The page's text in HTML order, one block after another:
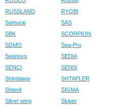
RUSSLAND
RYOBI
Samurai
SAS
SBK
SCORPION
SDMO
Sea-Pro
Seanovo
SEDIA
SENCI
SENIX
Shindaiwa
SHTAPLER
Shtenli
SIGMA
Silver wing
Skiper